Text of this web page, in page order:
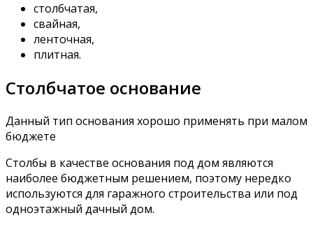
столбчатая,
свайная,
ленточная,
плитная.
Столбчатое основание
Данный тип основания хорошо применять при малом
бюджете
Столбы в качестве основания под дом являются
наиболее бюджетным решением, поэтому нередко
используются для гаражного строительства или под
одноэтажный дачный дом.